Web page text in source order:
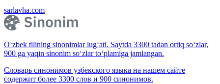
sarlavha.com
O‘zbek tilining sinonimlar lug‘ati. Saytda 3300 tadan ortiq so‘zlar,
900 ga yaqin sinonim so‘zlar to‘plamiga jamlangan.
Словарь синонимов узбекского языка на нашем сайте
содержит более 3300 слов и 900 синонимов.